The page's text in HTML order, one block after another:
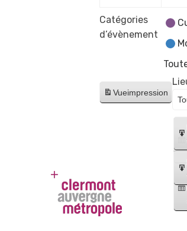
Catégories
d’évènement
Vueimpression